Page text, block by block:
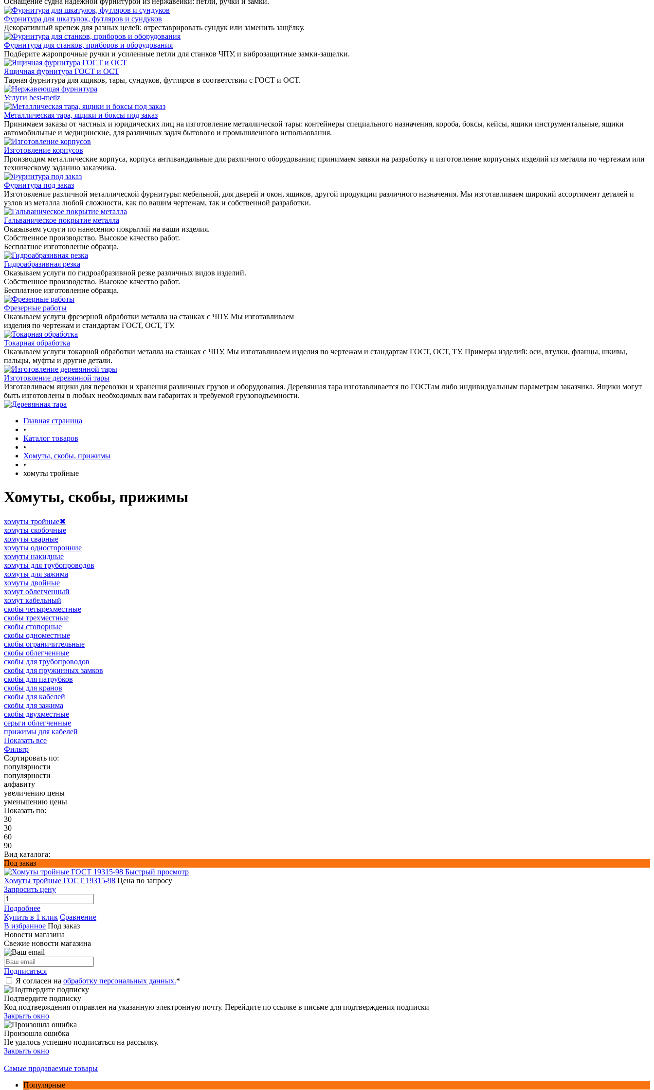
Фурнитура для шкатулок, футляров и сундуков
Декоративный крепеж для разных целей: отреставрировать сундук или заменить защёлку.
Фурнитура для станков, приборов и оборудования
Подберите жаропрочные ручки и усиленные петли для станков ЧПУ, и виброзащитные замки-защелки.
Ящичная фурнитура ГОСТ и ОСТ
Тарная фурнитура для ящиков, тары, сундуков, футляров в соответствии с ГОСТ и ОСТ.
Услуги best-metiz
Металлическая тара, ящики и боксы под заказ
Принимаем заказы от частных и юридических лиц на изготовление металлической тары: контейнеры специального назначения, короба, боксы, кейсы, ящики инструментальные, ящики
автомобильные и медицинские, для различных задач бытового и промышленного использования.
Изготовление корпусов
Производим металлические корпуса, корпуса антивандальные для различного оборудования; принимаем заявки на разработку и изготовление корпусных изделий из металла по чертежам или
техническому заданию заказчика.
Фурнитура под заказ
Изготовление различной металлической фурнитуры: мебельной, для дверей и окон, ящиков, другой продукции различного назначения. Мы изготавливаем широкий ассортимент деталей и
узлов из металла любой сложности, как по вашим чертежам, так и собственной разработки.
Гальваническое покрытие металла
Оказываем услуги по нанесению покрытий на ваши изделия.
Собственное производство. Высокое качество работ.
Бесплатное изготовление образца.
Гидроабразивная резка
Оказываем услуги по гидроабразивной резке различных видов изделий.
Собственное производство. Высокое качество работ.
Бесплатное изготовление образца.
Фрезерные работы
Оказываем услуги фрезерной обработки металла на станках с ЧПУ. Мы изготавливаем
изделия по чертежам и стандартам ГОСТ, ОСТ, ТУ.
Токарная обработка
Оказываем услуги токарной обработки металла на станках с ЧПУ. Мы изготавливаем изделия по чертежам и стандартам ГОСТ, ОСТ, ТУ. Примеры изделий: оси, втулки, фланцы, шкивы,
пальцы, муфты и другие детали.
Изготовление деревянной тары
Изготавливаем ящики для перевозки и хранения различных грузов и оборудования. Деревянная тара изготавливается по ГОСТам либо индивидуальным параметрам заказчика. Ящики могут
быть изготовлены в любых необходимых вам габаритах и требуемой грузоподъемности.
Главная страница
•
Каталог товаров
•
Хомуты, скобы, прижимы
•
хомуты тройные
Хомуты, скобы, прижимы
хомуты тройные✖
хомуты скобочные
хомуты сварные
хомуты односторонние
хомуты накидные
хомуты для трубопроводов
хомуты для зажима
хомуты двойные
хомут облегченный
хомут кабельный
скобы четырехместные
скобы трехместные
скобы стопорные
скобы одноместные
скобы ограничительные
скобы облегченные
скобы для трубопроводов
скобы для пружинных замков
скобы для патрубков
скобы для кранов
скобы для кабелей
скобы для зажима
скобы двухместные
серьги облегченные
прижимы для кабелей
Показать все
Фильтр
Сортировать по:
популярности
популярности
алфавиту
увеличению цены
уменьшению цены
Показать по:
30
30
60
90
Вид каталога:
Под заказ
Быстрый просмотр
Хомуты тройные ГОСТ 19315-98 Цена по запросу
Запросить цену
Подробнее
Купить в 1 клик Сравнение
В избранное Под заказ
Новости магазина
Свежие новости магазина
Подписаться
Я согласен на обработку персональных данных.*
Подтвердите подписку
Код подтверждения отправлен на указанную электронную почту. Перейдите по ссылке в письме для подтверждения подписки
Закрыть окно
Произошла ошибка
Не удалось успешно подписаться на рассылку.
Закрыть окно
Самые продаваемые товары
Популярные